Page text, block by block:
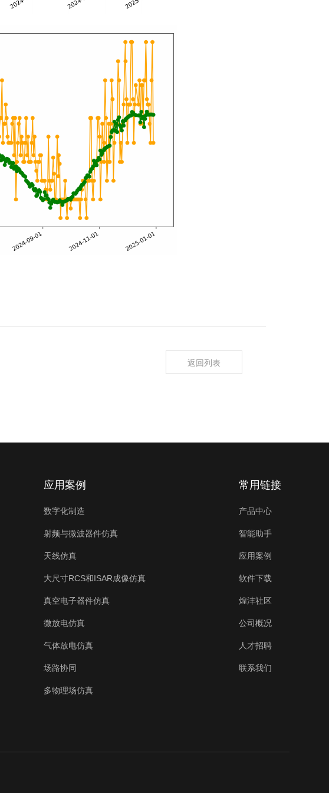
返回列表
应用案例
数字化制造
射频与微波器件仿真
天线仿真
大尺寸RCS和ISAR成像仿真
真空电子器件仿真
微放电仿真
气体放电仿真
场路协同
多物理场仿真
常用链接
产品中心
智能助手
应用案例
软件下载
煌沣社区
公司概况
人才招聘
联系我们